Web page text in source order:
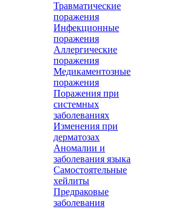
Травматические
поражения
Инфекционные
поражения
Аллергические
поражения
Медикаментозные
поражения
Поражения при
системных
заболеваниях
Изменения при
дерматозах
Аномалии и
заболевания языка
Самостоятельные
хейлиты
Предраковые
заболевания